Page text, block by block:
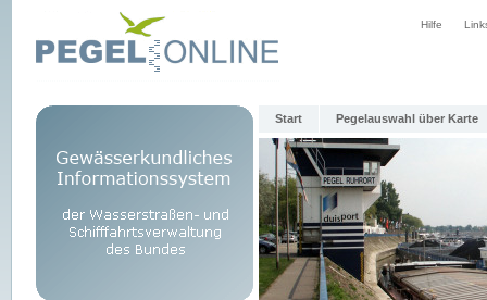
Hilfe
Start Pegelauswahl über Karte